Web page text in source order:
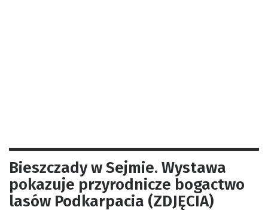
Bieszczady w Sejmie. Wystawa
pokazuje przyrodnicze bogactwo
lasów Podkarpacia (ZDJĘCIA)